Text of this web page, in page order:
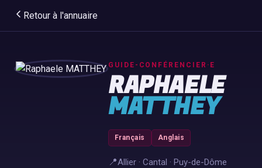
Retour à l'annuaire
GUIDE-CONFÉRENCIER·E
RAPHAELE
MATTHEY
Français Anglais
📍Allier · Cantal · Puy-de-Dôme